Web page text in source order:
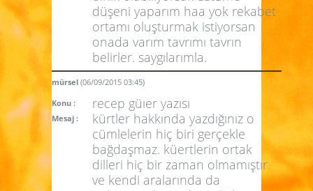
düşeni yaparım haa yok rekabet
ortamı oluşturmak istiyorsan
onada varım tavrımı tavrın
belirler. saygılarımla.
mürsel (06/09/2015 03:45)
Konu :
recep güıer yazısı
Mesaj :
kürtler hakkında yazdığınız o
cümlelerin hiç biri gerçekle
bağdaşmaz. küertlerin ortak
dilleri hiç bir zaman olmamıştır
ve kendi aralarında da